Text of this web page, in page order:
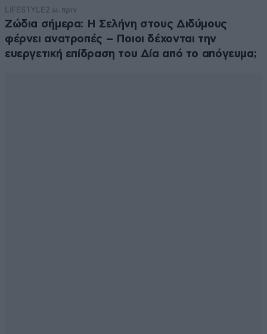
LIFESTYLE 2 ω. πριν
Ζώδια σήμερα: Η Σελήνη στους Διδύμους
φέρνει ανατροπές – Ποιοι δέχονται την
ευεργετική επίδραση του Δία από το απόγευμα;